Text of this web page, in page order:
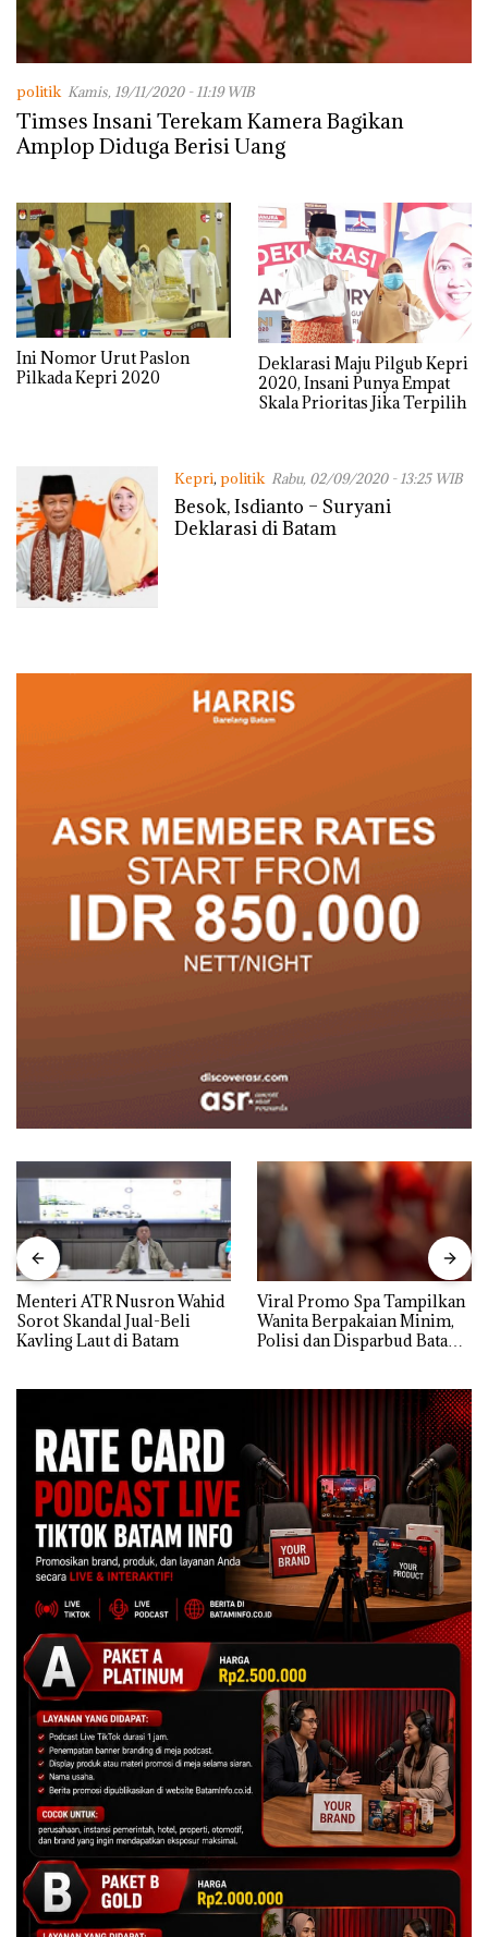
politik Kamis, 19/11/2020 - 11:19 WIB
Timses Insani Terekam Kamera Bagikan
Amplop Diduga Berisi Uang
Ini Nomor Urut Paslon
Pilkada Kepri 2020
Deklarasi Maju Pilgub Kepri
2020, Insani Punya Empat
Skala Prioritas Jika Terpilih
Kepri, politik Rabu, 02/09/2020 - 13:25 WIB
Besok, Isdianto – Suryani
Deklarasi di Batam
Menteri ATR Nusron Wahid
Sorot Skandal Jual-Beli
Kavling Laut di Batam
Viral Promo Spa Tampilkan
Wanita Berpakaian Minim,
Polisi dan Disparbud Batam